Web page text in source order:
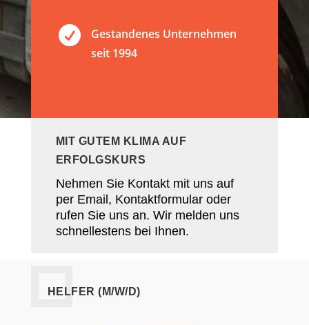

Gestandenes Unternehmen
seit 1994
MIT GUTEM KLIMA AUF
ERFOLGSKURS
Nehmen Sie Kontakt mit uns auf
per Email, Kontaktformular oder
rufen Sie uns an. Wir melden uns
schnellestens bei Ihnen.
HELFER (M/W/D)